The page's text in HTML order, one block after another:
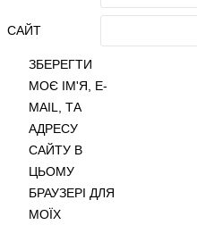
САЙТ
ЗБЕРЕГТИ
МОЄ ІМ'Я, E-
MAIL, ТА
АДРЕСУ
САЙТУ В
ЦЬОМУ
БРАУЗЕРІ ДЛЯ
МОЇХ